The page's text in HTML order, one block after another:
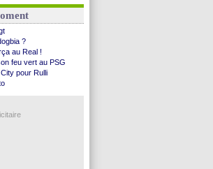
(officiel)
Jesus
(off.)
pour Rodri ?
(officiel)
idéal"
4 ans (officiel)
?
au Real !
feu vert au PSG
pour Rulli